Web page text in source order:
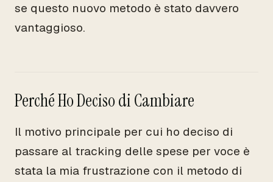
se questo nuovo metodo è stato davvero
vantaggioso.
Perché Ho Deciso di Cambiare
Il motivo principale per cui ho deciso di
passare al tracking delle spese per voce è
stata la mia frustrazione con il metodo di